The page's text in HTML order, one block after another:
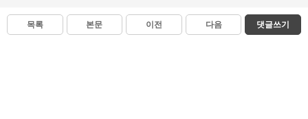
목록 본문 이전 다음 댓글쓰기